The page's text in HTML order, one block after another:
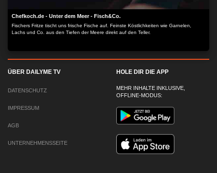
Chefkoch.de - Unter dem Meer - Fisch&Co.
Fischers Fritze tischt uns frische Fische auf. Feinste Köstlichkeiten wie Garnelen,
Lachs und Co. aus den Tiefen der Meere direkt auf den Teller.
ÜBER DAILYME TV
DATENSCHUTZ
IMPRESSUM
AGB
UNTERNEHMENSSEITE
HOLE DIR DIE APP
MEHR INHALTE INKLUSIVE,
OFFLINE-MODUS: